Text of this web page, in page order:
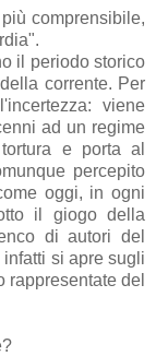
comprensibile,
il periodo storico
corrente. Per
viene
ad un regime
e porta al
percepito
oggi, in ogni
il giogo della
di autori del
si apre sugli
rappresentate del